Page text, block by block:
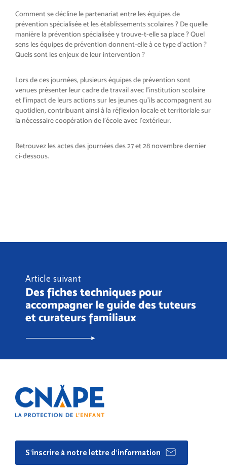
Comment se décline le partenariat entre les équipes de
prévention spécialisée et les établissements scolaires ? De quelle
manière la prévention spécialisée y trouve-t-elle sa place ? Quel
sens les équipes de prévention donnent-elle à ce type d’action ?
Quels sont les enjeux de leur intervention ?
Lors de ces journées, plusieurs équipes de prévention sont
venues présenter leur cadre de travail avec l’institution scolaire
et l’impact de leurs actions sur les jeunes qu’ils accompagnent au
quotidien, contribuant ainsi à la réflexion locale et territoriale sur
la nécessaire coopération de l’école avec l’extérieur.
Retrouvez les actes des journées des 27 et 28 novembre dernier
ci-dessous.
Article suivant
Des fiches techniques pour
accompagner le guide des tuteurs
et curateurs familiaux
S'inscrire à notre lettre d'information